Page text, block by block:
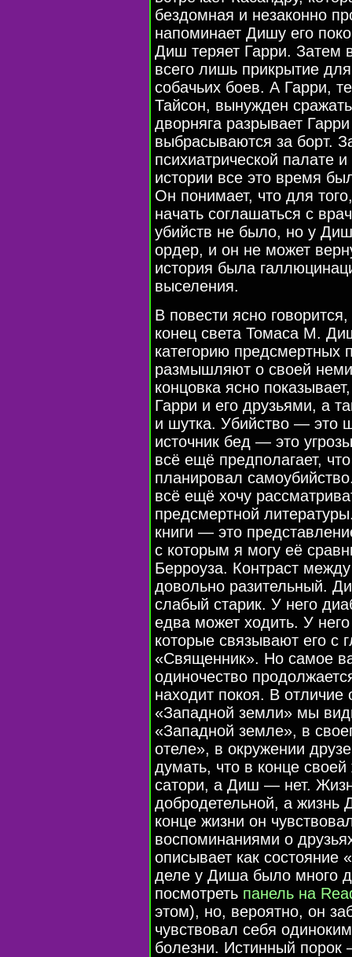
бездомная и незаконно
напоминает Дишу его
Диш теряет Гарри. Затем
всего лишь прикрытие
собачьих боев. А Гарри,
Тайсон, вынужден
дворняга разрывает
выбрасываются за борт.
психиатрической палате
истории все это время
Он понимает, что для
начать соглашаться с
убийств не было, но у
ордер, и он не может
история была
выселения.
В повести ясно
конец света Томаса М.
категорию предсмертных
размышляют о своей
концовка ясно
Гарри и его друзьями, а
и шутка. Убийство — это
источник бед — это
всё ещё предполагает,
планировал
всё ещё хочу
предсмертной
книги — это
с которым я могу её
Берроуза. Контраст
довольно разительный.
слабый старик. У него
едва может ходить. У
которые связывают его с
«Священник». Но самое
одиночество
находит покоя. В отличие
«Западной земли» мы
«Западной земле», в
отеле», в окружении
думать, что в конце
сатори, а Диш — нет.
добродетельной, а
конце жизни он
воспоминаниями о
описывает как
деле у Диша было много
посмотреть панель на
этом), но, вероятно, он
чувствовал себя
болезни. Истинный порок